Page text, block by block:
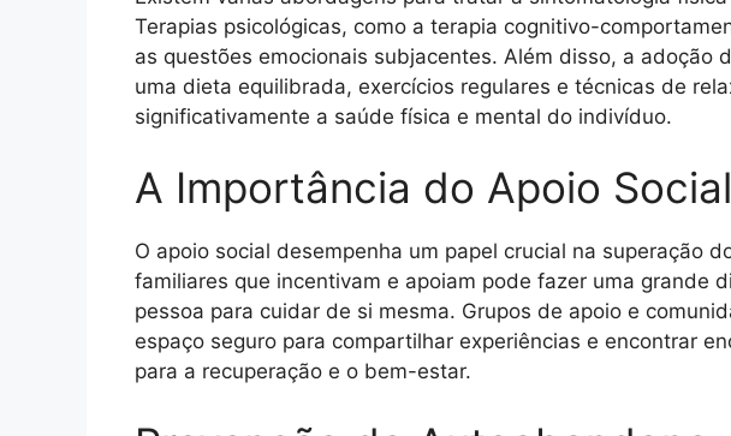
Terapias psicológicas, como a terapia cognitivo-
as questões emocionais subjacentes. Além disso, a adoção
uma dieta equilibrada, exercícios regulares e técnicas de
significativamente a saúde física e mental do indivíduo.
A Importância do Apoio Social
O apoio social desempenha um papel crucial na superação
familiares que incentivam e apoiam pode fazer uma grande
pessoa para cuidar de si mesma. Grupos de apoio e
espaço seguro para compartilhar experiências e encontrar
para a recuperação e o bem-estar.